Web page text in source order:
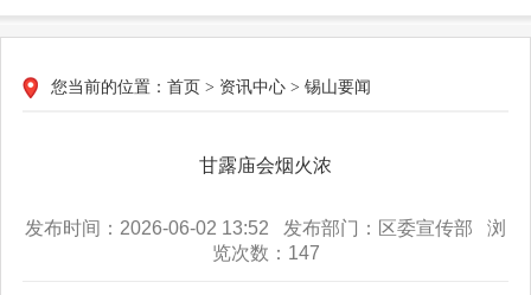
您当前的位置： 首页 > 资讯中心 > 锡山要闻
甘露庙会烟火浓
发布时间：2026-06-02 13:52 发布部门：区委宣传部 浏
览次数： 147